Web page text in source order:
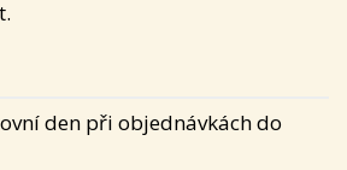
den při objednávkách do